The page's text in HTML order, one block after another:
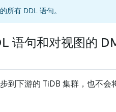
所有 DDL 语句。
语句和对视图的
到下游的 TiDB 集群，也不